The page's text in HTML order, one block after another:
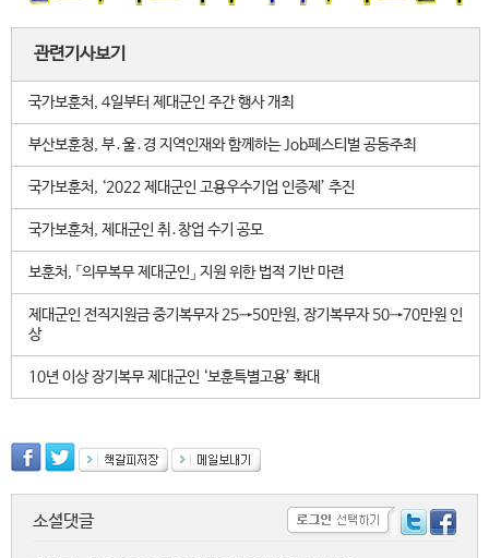
관련기사보기
국가보훈처, 4일부터 제대군인 주간 행사 개최
부산보훈청, 부․울․경 지역인재와 함께하는 Job페스티벌 공동주최
국가보훈처, ‘2022 제대군인 고용우수기업 인증제’ 추진
국가보훈처, 제대군인 취․창업 수기 공모
보훈처, 「의무복무 제대군인」 지원 위한 법적 기반 마련
제대군인 전직지원금 중기복무자 25→50만원, 장기복무자 50→70만원 인
상
10년 이상 장기복무 제대군인 ‘보훈특별고용’ 확대
소셜댓글